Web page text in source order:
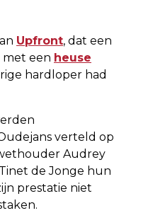
Upfront, dat een
met een heuse
hardloper had
verteld op
Audrey
de Jonge hun
prestatie niet